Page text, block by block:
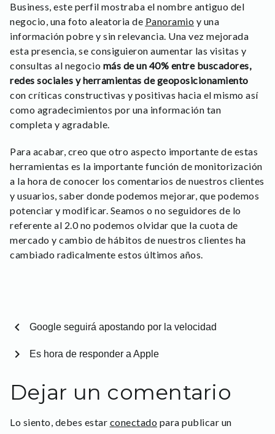
Business, este perfil mostraba el nombre antiguo del
negocio, una foto aleatoria de Panoramio y una
información pobre y sin relevancia. Una vez mejorada
esta presencia, se consiguieron aumentar las visitas y
consultas al negocio más de un 40% entre buscadores,
redes sociales y herramientas de geoposicionamiento
con críticas constructivas y positivas hacia el mismo así
como agradecimientos por una información tan
completa y agradable.
Para acabar, creo que otro aspecto importante de estas
herramientas es la importante función de monitorización
a la hora de conocer los comentarios de nuestros clientes
y usuarios, saber donde podemos mejorar, que podemos
potenciar y modificar. Seamos o no seguidores de lo
referente al 2.0 no podemos olvidar que la cuota de
mercado y cambio de hábitos de nuestros clientes ha
cambiado radicalmente estos últimos años.
chevron_left Google seguirá apostando por la velocidad
Es hora de responder a Apple
chevron_right
Dejar un comentario
Lo siento, debes estar conectado para publicar un